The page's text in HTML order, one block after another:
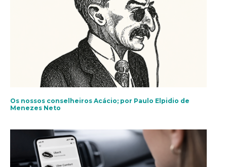
Os nossos conselheiros Acácio; por Paulo Elpidio de
Menezes Neto